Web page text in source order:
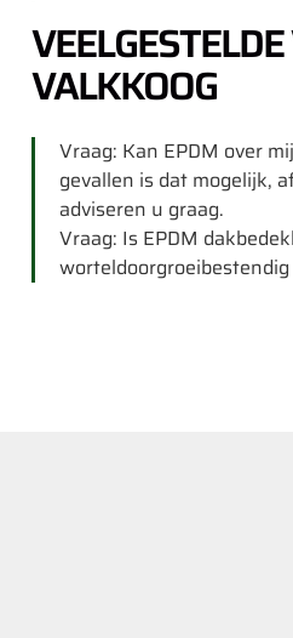
VALKKOOG
Vraag: Kan EPDM over
gevallen is dat mogelijk,
adviseren u graag.
Vraag: Is EPDM